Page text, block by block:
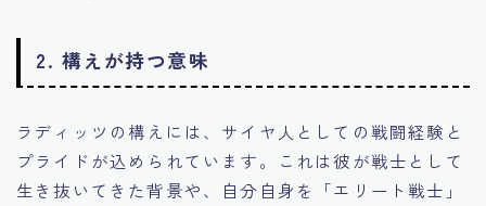
2. 構えが持つ意味
ラディッツの構えには、サイヤ人としての戦闘経験と
プライドが込められています。これは彼が戦士として
生き抜いてきた背景や、自分自身を「エリート戦士」